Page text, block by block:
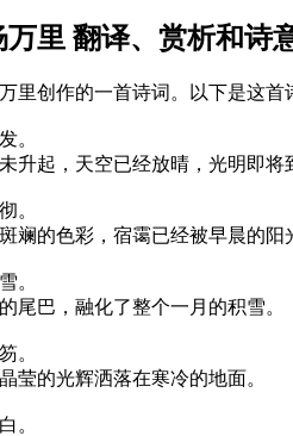
万里 翻译、赏析和诗
里创作的一首诗词。以下是这首
。
升起，天空已经放晴，光明即将
。
斓的色彩，宿霭已经被早晨的阳
。
尾巴，融化了整个一月的积雪。
。
莹的光辉洒落在寒冷的地面。
。